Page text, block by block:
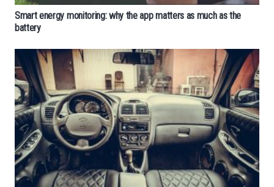
Smart energy monitoring: why the app matters as much as the
battery